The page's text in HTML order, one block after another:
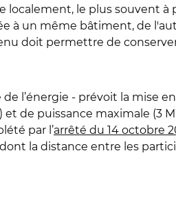
localement, le plus souvent
à un même bâtiment, de
doit permettre de
de l’énergie - prévoit la mise
de puissance maximale (3
par l’arrêté du 14 octobre
la distance entre les